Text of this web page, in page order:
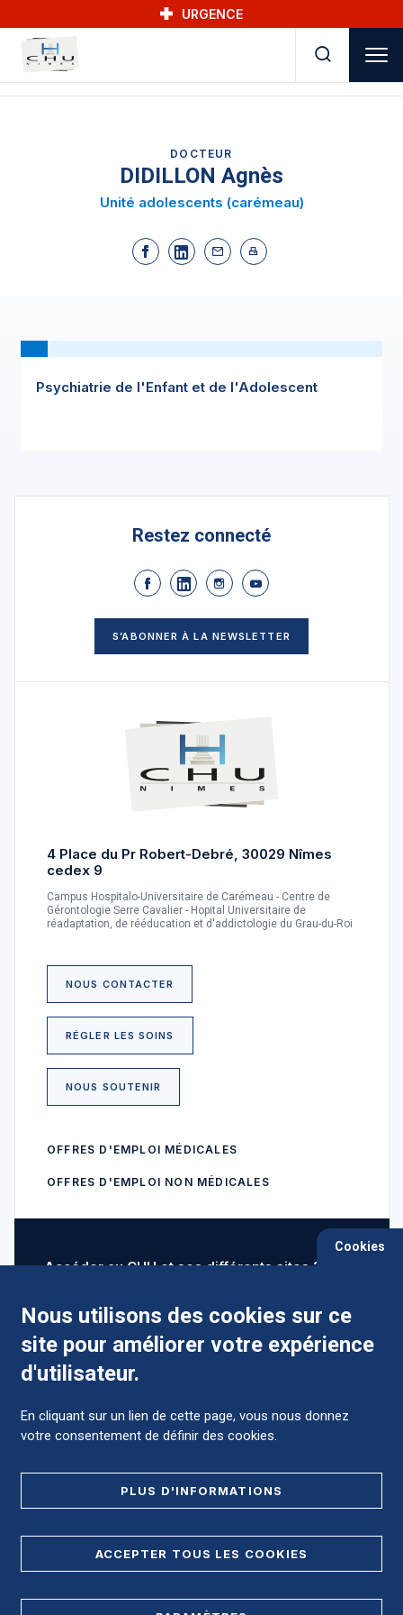
URGENCE
DOCTEUR
DIDILLON Agnès
Unité adolescents (carémeau)
Psychiatrie de l'Enfant et de l'Adolescent
Restez connecté
S’ABONNER À LA NEWSLETTER
4 Place du Pr Robert-Debré, 30029 Nîmes
cedex 9
Campus Hospitalo-Universitaire de Carémeau - Centre de
Gérontologie Serre Cavalier - Hopital Universitaire de
réadaptation, de rééducation et d'addictologie du Grau-du-Roi
NOUS CONTACTER
RÉGLER LES SOINS
NOUS SOUTENIR
OFFRES D'EMPLOI MÉDICALES
OFFRES D'EMPLOI NON MÉDICALES
Accéder au CHU et ses différents sites ?
Comment préparer mon hospitalisation ?
Cookies
Nous utilisons des cookies sur ce
site pour améliorer votre expérience
d'utilisateur.
En cliquant sur un lien de cette page, vous nous donnez
votre consentement de définir des cookies.
PLUS D'INFORMATIONS
ACCEPTER TOUS LES COOKIES